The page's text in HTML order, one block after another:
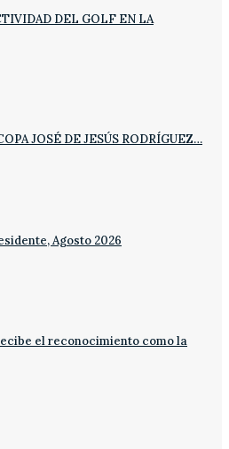
DEL GOLF EN LA
JOSÉ DE JESÚS RODRÍGUEZ…
Agosto 2026
el reconocimiento como la